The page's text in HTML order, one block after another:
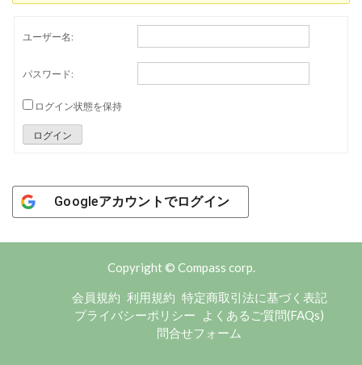
ユーザー名:
パスワード:
ログイン状態を保持
ログイン
Googleアカウントでログイン
Copyright © Compass corp.
会員規約 利用規約 特定商取引法に基づく表記
プライバシーポリシー
よくあるご質問(FAQs)
問合せフォーム